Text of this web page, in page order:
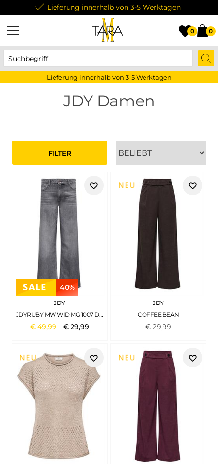
Lieferung innerhalb von 3-5 Werktagen
0 0
Lieferung innerhalb von 3-5 Werktagen
JDY Damen
FILTER
40%
JDY
JDYRUBY MW WID MG 1007 DNM NOOS MEDIUM GREY DENIM
€49,99 € 29,99
JDY
COFFEE BEAN
€29,99